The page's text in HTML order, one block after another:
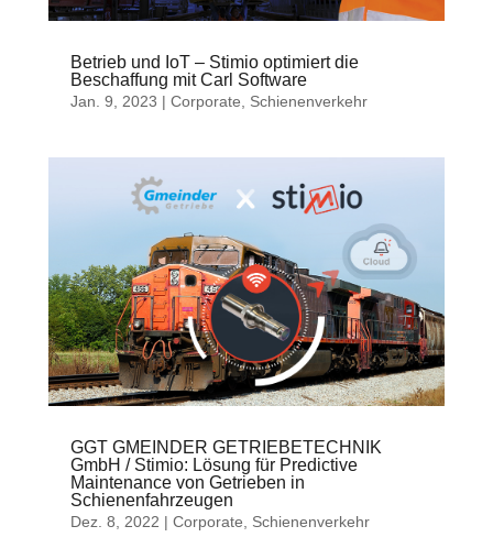
Betrieb und IoT – Stimio optimiert die
Beschaffung mit Carl Software
Jan. 9, 2023 | Corporate Schienenverkehr
GGT GMEINDER GETRIEBETECHNIK
GmbH / Stimio: Lösung für Predictive
Maintenance von Getrieben in
Schienenfahrzeugen
Dez. 8, 2022 | Corporate Schienenverkehr